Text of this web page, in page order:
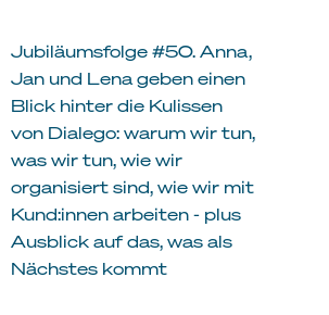
Jubiläumsfolge #50. Anna,
Jan und Lena geben einen
Blick hinter die Kulissen
von Dialego: warum wir tun,
was wir tun, wie wir
organisiert sind, wie wir mit
Kund:innen arbeiten - plus
Ausblick auf das, was als
Nächstes kommt